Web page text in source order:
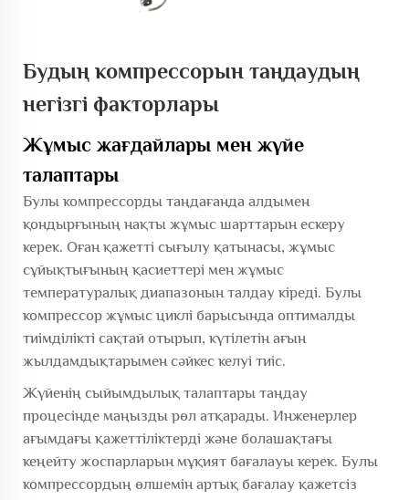
Будың компрессорын таңдаудың
негізгі факторлары
Жұмыс жағдайлары мен жүйе
талаптары
Булы компрессорды таңдағанда алдымен
қондырғының нақты жұмыс шарттарын ескеру
керек. Оған қажетті сығылу қатынасы, жұмыс
сұйықтығының қасиеттері мен жұмыс
температуралық диапазонын талдау кіреді. Булы
компрессор жұмыс циклі барысында оптималды
тиімділікті сақтай отырып, күтілетін ағын
жылдамдықтарымен сәйкес келуі тиіс.
Жүйенің сыйымдылық талаптары таңдау
процесінде маңызды рөл атқарады. Инженерлер
ағымдағы қажеттіліктерді және болашақтағы
кеңейту жоспарларын мұқият бағалауы керек. Булы
компрессордың өлшемін артық бағалау қажетсіз